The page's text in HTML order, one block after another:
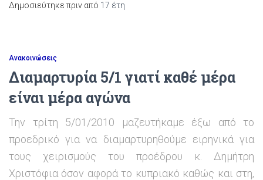
Δημοσιεύτηκε πριν από 17 έτη
Ανακοινώσεις
Διαμαρτυρία 5/1 γιατί καθέ μέρα
είναι μέρα αγώνα
Την τρίτη 5/01/2010 μαζευτήκαμε έξω από το
προεδρικό για να διαμαρτυρηθούμε ειρηνικά για
τους χειρισμούς του προέδρου κ. Δημήτρη
Χριστόφια όσον αφορά το κυπριακό καθώς και στη,